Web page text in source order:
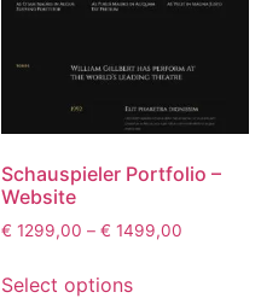
Schauspieler Portfolio –
Website
€ 1299,00 – € 1499,00
Select options